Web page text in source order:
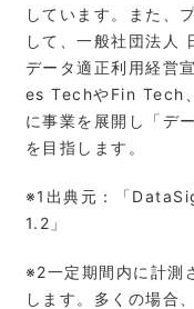
しています。また、
して、一般社団法人
データ適正利用経営
es TechやFin Tech
に事業を展開し「デ
を目指します。
※1出典元：「
1.2」
※2⼀定期間内に計測
します。多くの場合